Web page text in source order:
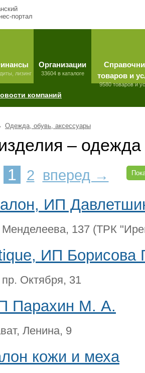
портал
лизинг
Организации
33604 в каталоге
товаров и
9580 товаров и
компаний
Одежда, обувь, аксессуары
– одежда
1 2 вперед →
ИП
137 (ТРК
ИП Борисова
Октября, 31
Парахин М. А.
Ленина, 9
кожи и меха